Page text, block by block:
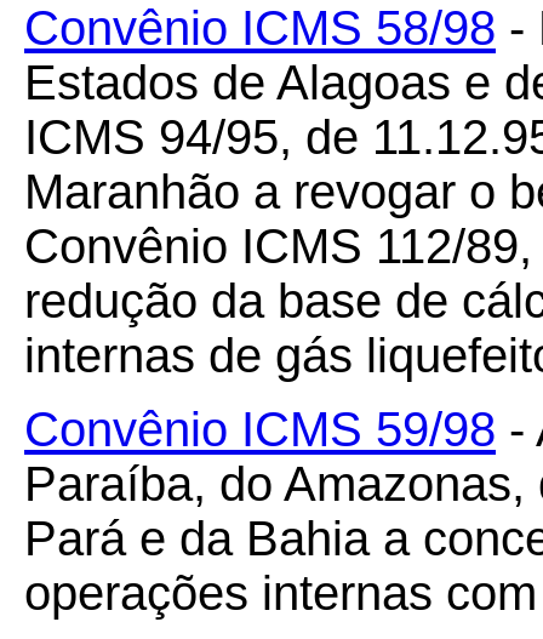
Convênio ICMS 58/98 -
Estados de Alagoas e
ICMS 94/95, de
Maranhão a revogar o
Convênio ICMS 112/
redução da base de
internas de gás
Convênio ICMS 59/98 -
Paraíba, do
Pará e da Bahia a
operações internas